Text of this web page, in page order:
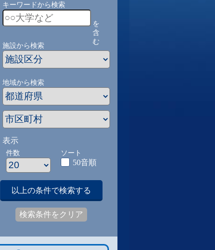
キーワードから検索
を
含
む
施設から検索
地域から検索
表示
件数 ソート
50音順
以上の条件で検索する
検索条件をクリア